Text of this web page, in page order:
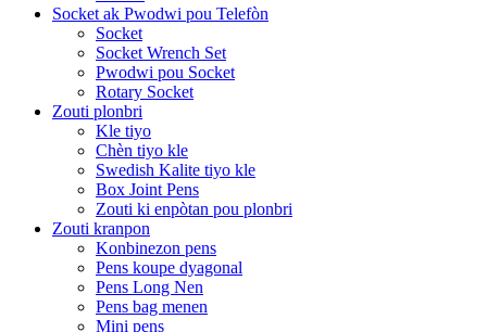
Socket ak Pwodwi pou Telefòn
Socket
Socket Wrench Set
Pwodwi pou Socket
Rotary Socket
Zouti plonbri
Kle tiyo
Chèn tiyo kle
Swedish Kalite tiyo kle
Box Joint Pens
Zouti ki enpòtan pou plonbri
Zouti kranpon
Konbinezon pens
Pens koupe dyagonal
Pens Long Nen
Pens bag menen
Mini pens